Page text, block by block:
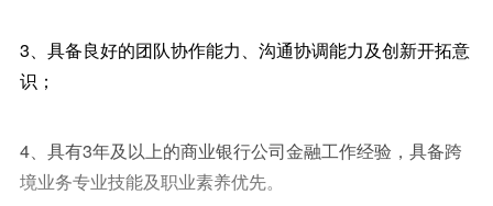
3、具备良好的团队协作能力、沟通协调能力及创新开拓意
识；
4、具有3年及以上的商业银行公司金融工作经验，具备跨
境业务专业技能及职业素养优先。